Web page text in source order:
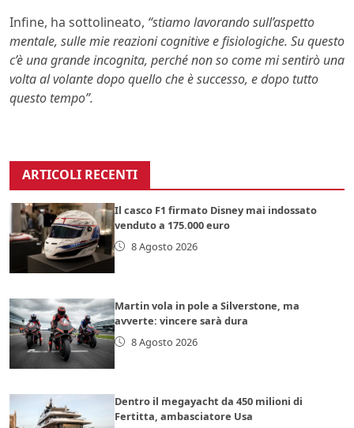
Infine, ha sottolineato, “stiamo lavorando sull’aspetto
mentale, sulle mie reazioni cognitive e fisiologiche. Su questo
c’è una grande incognita, perché non so come mi sentirò una
volta al volante dopo quello che è successo, e dopo tutto
questo tempo”.
ARTICOLI RECENTI
Il casco F1 firmato Disney mai indossato
venduto a 175.000 euro
8 Agosto 2026
Martin vola in pole a Silverstone, ma
avverte: vincere sarà dura
8 Agosto 2026
Dentro il megayacht da 450 milioni di
Fertitta, ambasciatore Usa